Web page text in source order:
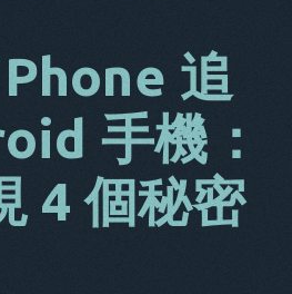
BG
CS
大
它
追
手機：
4 個秘密